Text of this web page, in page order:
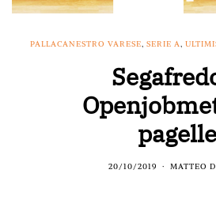
PALLACANESTRO VARESE, SERIE A,
pagelle
20/10/2019 MATTEO